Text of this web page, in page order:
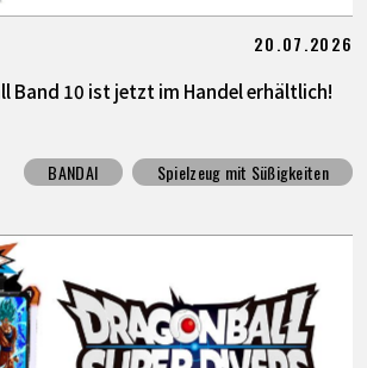
20.07.2026
Band 10 ist jetzt im Handel erhältlich!
BANDAI Spielzeug mit Süßigkeiten